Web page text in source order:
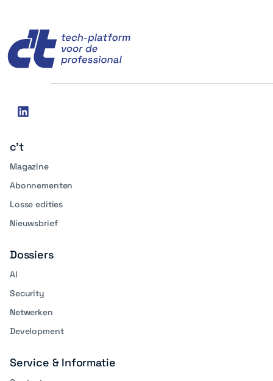
Social
linkedin
c't
Magazine
Abonnementen
Losse edities
Nieuwsbrief
Dossiers
AI
Security
Netwerken
Development
Service & Informatie